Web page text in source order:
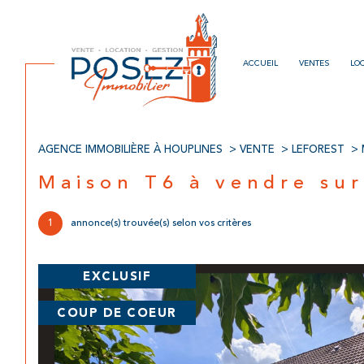
ACCUEIL VENTES
de l'ancien
de l'ancien
TYPE DE BIEN
Maison 62790 - Leforest
AGENCE IMMOBILIÈRE À HOUPLINES VENTE LEFOREST
Maison T6 à vendre
1 annonce(s) trouvée(s) selon vos critères
EXCLUSIF
COUP DE COEUR